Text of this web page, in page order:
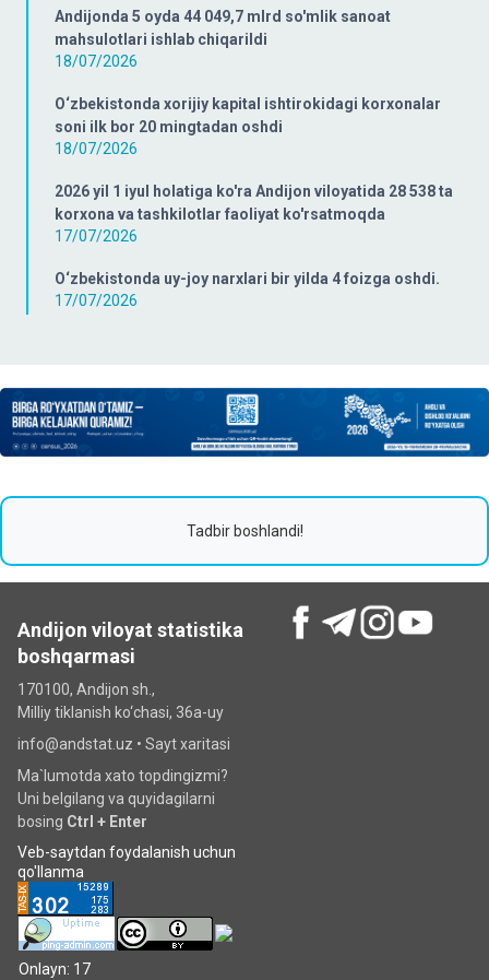
Andijonda 5 oyda 44 049,7 mlrd so'mlik sanoat
mahsulotlari ishlab chiqarildi
18/07/2026
O‘zbekistonda xorijiy kapital ishtirokidagi korxonalar
soni ilk bor 20 mingtadan oshdi
18/07/2026
2026 yil 1 iyul holatiga ko'ra Andijon viloyatida 28 538 ta
korxona va tashkilotlar faoliyat ko'rsatmoqda
17/07/2026
O‘zbekistonda uy-joy narxlari bir yilda 4 foizga oshdi.
17/07/2026
Tadbir boshlandi!
Andijon viloyat statistika
boshqarmasi
170100, Andijon sh.,
Milliy tiklanish ko‘chаsi, 36a-uy
info@andstat.uz • Sayt xaritasi
Ma`lumotda xato topdingizmi?
Uni belgilang va quyidagilarni
bosing Ctrl + Enter
Veb-saytdan foydalanish uchun
qo'llanma
Onlayn: 17